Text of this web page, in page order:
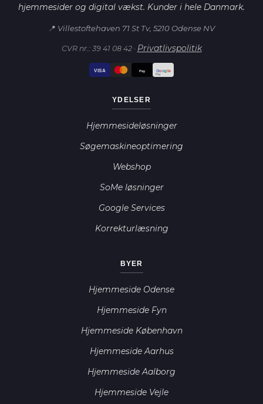
hjemmesider og digital vækst. Kunder i hele Danmark.
📍 Villestoftehaven 71 St Tv, 5210 Odense NV
CVR nr.: 39 41 08 42 · Privatlivspolitik
VISA Pay Google
Pay
YDELSER
Hjemmesideløsninger
Søgemaskineoptimering
Webshop
SoMe løsninger
Google Services
Korrekturlæsning
BYER
Hjemmeside Odense
Hjemmeside Fyn
Hjemmeside København
Hjemmeside Aarhus
Hjemmeside Aalborg
Hjemmeside Vejle